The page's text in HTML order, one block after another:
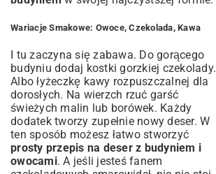
Wariacje Smakowe: Owoce, Czekolada, Kawa
I tu zaczyna się zabawa. Do gorącego
budyniu dodaj kostki gorzkiej czekolady.
Albo łyżeczkę kawy rozpuszczalnej dla
dorosłych. Na wierzch rzuć garść
świeżych malin lub borówek. Każdy
dodatek tworzy zupełnie nowy deser. W
ten sposób możesz łatwo stworzyć
prosty przepis na deser z budyniem i
owocami. A jeśli jesteś fanem